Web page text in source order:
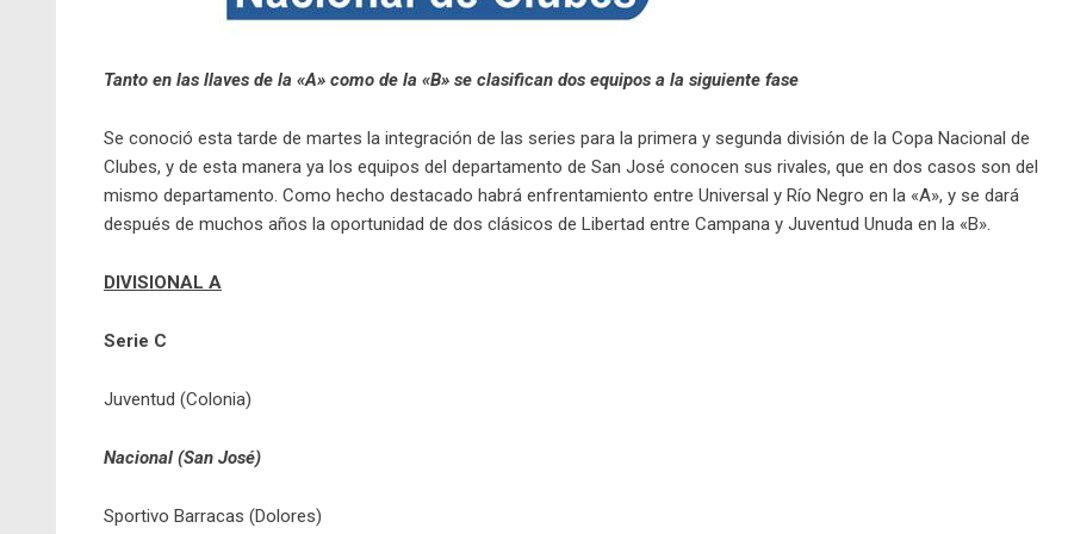
Tanto en las llaves de la «A» como de la «B» se clasifican dos equipos a la siguiente fase
Se conoció esta tarde de martes la integración de las series para la primera y segunda división de la Copa Nacional de
Clubes, y de esta manera ya los equipos del departamento de San José conocen sus rivales, que en dos casos son del
mismo departamento. Como hecho destacado habrá enfrentamiento entre Universal y Río Negro en la «A», y se dará
después de muchos años la oportunidad de dos clásicos de Libertad entre Campana y Juventud Unuda en la «B».
DIVISIONAL A
Serie C
Juventud (Colonia)
Nacional (San José)
Sportivo Barracas (Dolores)